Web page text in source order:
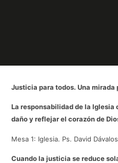
Justicia para todos. Una
La responsabilidad de la
daño y reflejar el corazón de
Mesa 1: Iglesia. Ps. David Dávalos
Cuando la justicia se reduce